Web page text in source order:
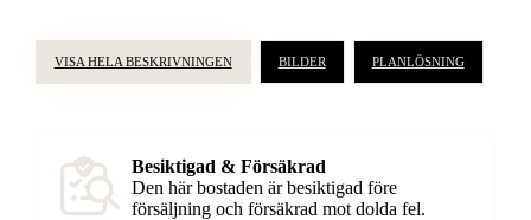
VISA HELA BESKRIVNINGEN BILDER PLANLÖSNING
Besiktigad & Försäkrad
Den här bostaden är besiktigad före
försäljning och försäkrad mot dolda fel.